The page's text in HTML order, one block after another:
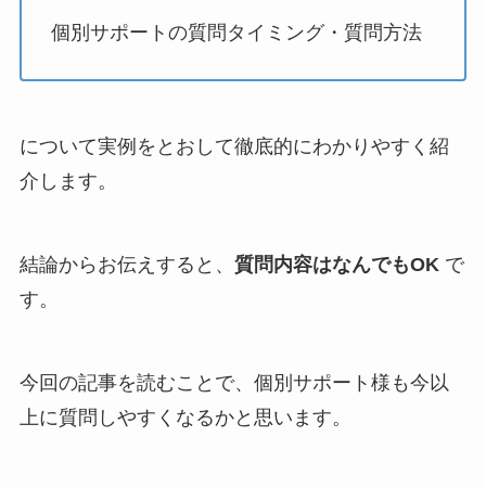
個別サポートの質問タイミング・質問方法
について実例をとおして徹底的にわかりやすく紹
介します。
結論からお伝えすると、 質問内容はなんでもOKで
す。
今回の記事を読むことで、個別サポート様も今以
上に質問しやすくなるかと思います。